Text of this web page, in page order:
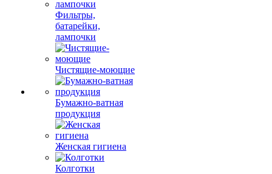
Фильтры,
батарейки,
лампочки
Чистящие-моющие
Бумажно-ватная
продукция
Женская гигиена
Колготки